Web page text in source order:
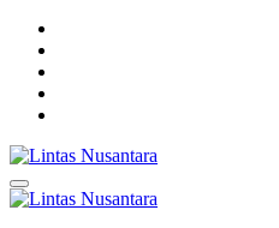
Lintas Nusantara
Membangun Bangsa Berpikir Positif